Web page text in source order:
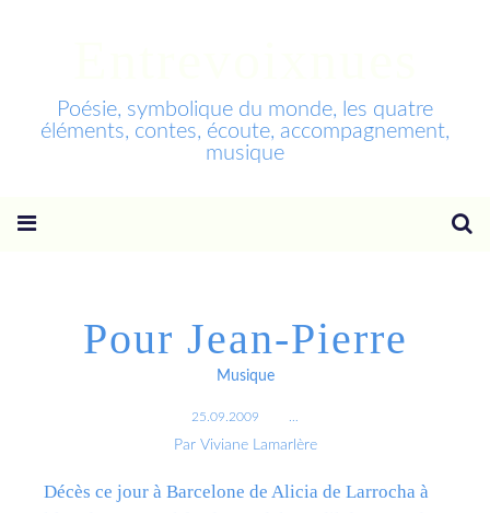
Poésie, symbolique du monde, les quatre
éléments, contes, écoute, accompagnement,
musique
Pour Jean-Pierre
Musique
25.09.2009
Par Viviane Lamarlère
Décès ce jour à Barcelone de Alicia de Larrocha à